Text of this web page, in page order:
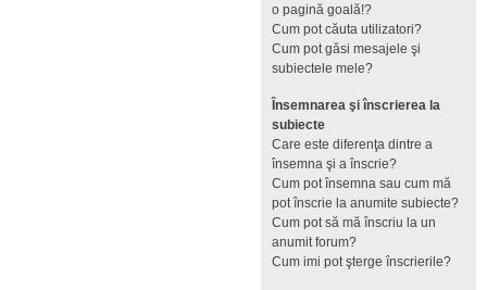
o pagină goală!?
Cum pot căuta utilizatori?
Cum pot găsi mesajele şi
subiectele mele?
Însemnarea şi înscrierea la
subiecte
Care este diferenţa dintre a
însemna şi a înscrie?
Cum pot însemna sau cum mă
pot înscrie la anumite subiecte?
Cum pot să mă înscriu la un
anumit forum?
Cum imi pot şterge înscrierile?